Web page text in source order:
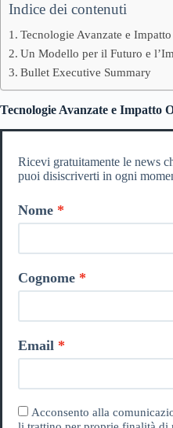
Indice dei contenuti
Tecnologie Avanzate e
Un Modello per il Futuro e
Bullet Executive Summary
Tecnologie Avanzate e Impatto
Ricevi gratuitamente le news
puoi disiscriverti in ogni
Nome
Cognome
Email
Acconsento alla